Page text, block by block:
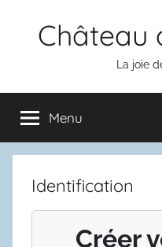
Château
La joie
Menu
Identification
Créer